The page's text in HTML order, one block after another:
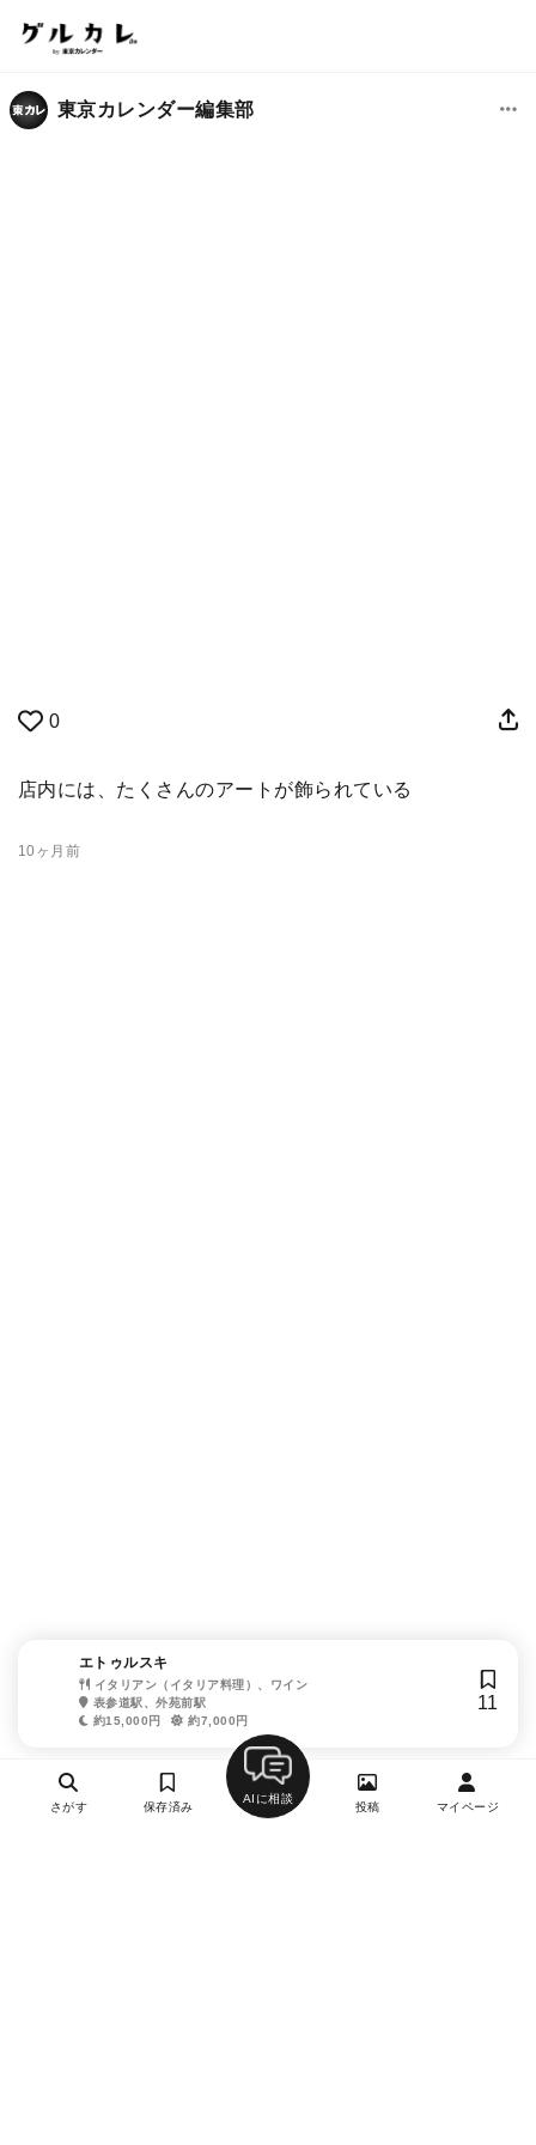
東京カレンダー編集部
0
店内には、たくさんのアートが飾られている
10ヶ月前
エトゥルスキ
イタリアン（イタリア料理）、ワイン
表参道駅、外苑前駅
約15,000円
約7,000円
11
さがす 保存済み
AIに相談
投稿 マイページ